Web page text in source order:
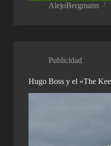
AlejoBergmann
Publicidad
Hugo Boss y el «The